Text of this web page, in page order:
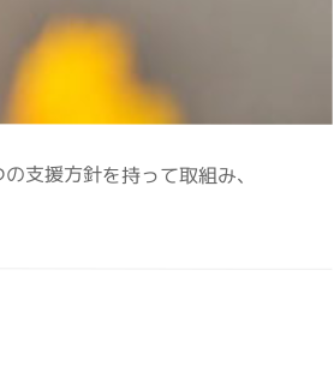
支援方針を持って取組み、